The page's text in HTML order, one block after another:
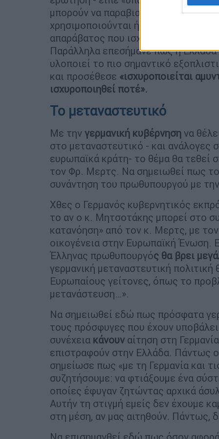
μπορούν να παραβιαστούν, ότι τα
χρησιμοποιούνται ή να απειλούν
απαράβατος που ισχύει και σε
Παράλληλα επεσήμανε πως η
υλοποιεί το πιο σημαντικό
και προσέθεσε «ισχυροποιείται
ισχυροποιηθεί ποτέ».
Το μεταναστευτικό
Με την γερμανική κυβέρνηση να
στο μεταναστευτικό - και ανάλογες
ευρωπαϊκά κράτη- το θέμα θα
τον Φρ. Μερτς. Να σημειωθεί πως
συνάντηση του πρωθυπουργού με
Χθες ο Γερμανός κυβερνητικός
το αν ο κ. Μητσοτάκης μπορεί στο
κατανόηση» από τον κ. Μερτς, με
οικογένεια στην Ευρωπαϊκή Ένωση.
Έλληνας πρωθυπουργός θα βρει
γερμανική μεταναστευτική πολιτική
Ευρωπαίους γείτονες, όπως το
μετανάστευση…».
Να σημειωθεί εδώ πως πρόσφατα
τους πρόσφυγες που έχουν
συνέχεια κάνουν αίτηση στη
επιστραφούν στην Ελλάδα. Πάντως
σημείωσε πως «με τη Γερμανία και
συζητήσουμε: να φτιάξουμε ένα
οποίες έφυγαν ζητώντας αρχικά
Αυτήν τη στιγμή εμείς δεν έχουμε
στη μέση, αν μας αιτηθούν. Πάντως,